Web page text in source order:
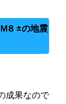
8 ±の地震
成果なので